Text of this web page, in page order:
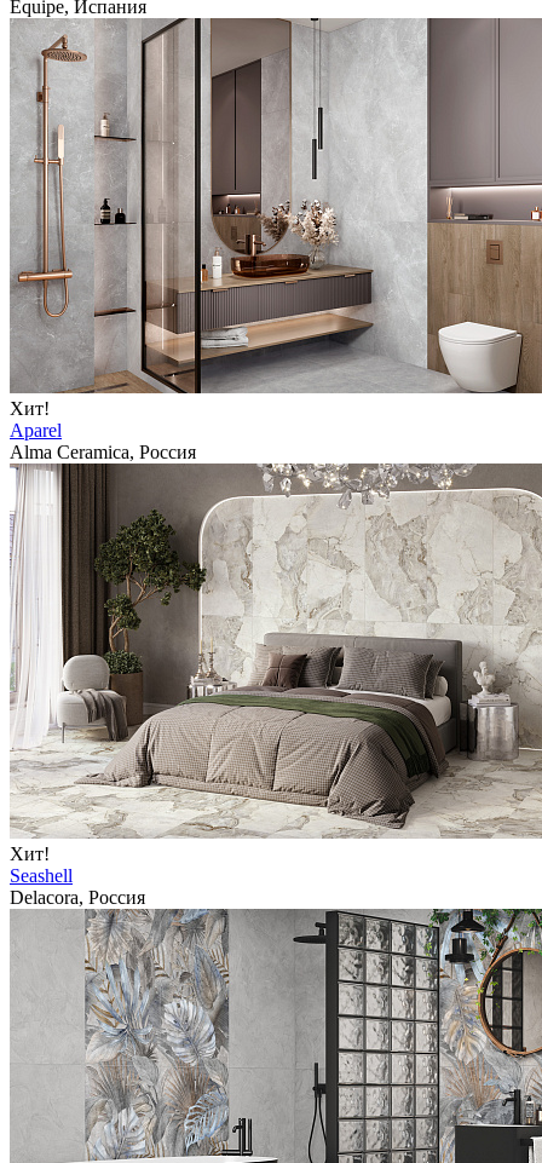
Equipe, Испания
Хит!
Aparel
Alma Ceramica, Россия
Хит!
Seashell
Delacora, Россия